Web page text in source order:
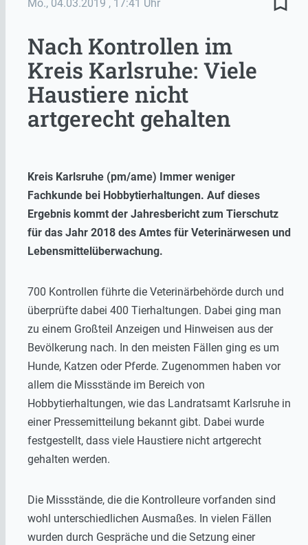
Mo., 04.03.2019 , 17:41 Uhr
Nach Kontrollen im
Kreis Karlsruhe: Viele
Haustiere nicht
artgerecht gehalten
Kreis Karlsruhe (pm/ame) Immer weniger
Fachkunde bei Hobbytierhaltungen. Auf dieses
Ergebnis kommt der Jahresbericht zum Tierschutz
für das Jahr 2018 des Amtes für Veterinärwesen und
Lebensmittelüberwachung.
700 Kontrollen führte die Veterinärbehörde durch und
überprüfte dabei 400 Tierhaltungen. Dabei ging man
zu einem Großteil Anzeigen und Hinweisen aus der
Bevölkerung nach. In den meisten Fällen ging es um
Hunde, Katzen oder Pferde. Zugenommen haben vor
allem die Missstände im Bereich von
Hobbytierhaltungen, wie das Landratsamt Karlsruhe in
einer Pressemitteilung bekannt gibt. Dabei wurde
festgestellt, dass viele Haustiere nicht artgerecht
gehalten werden.
Die Missstände, die die Kontrolleure vorfanden sind
wohl unterschiedlichen Ausmaßes. In vielen Fällen
wurden durch Gespräche und die Setzung einer